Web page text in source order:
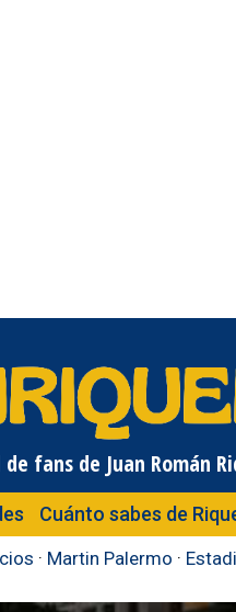
fans de Juan Román
Cuánto sabes de
· Martin Palermo ·